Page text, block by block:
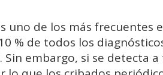
uno de los más frecuentes
% de todos los
Sin embargo, si se detecta